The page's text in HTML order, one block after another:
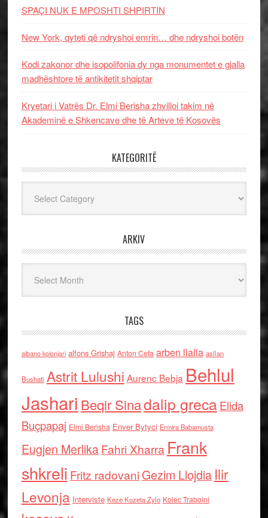
SPAÇI NUK E MPOSHTI SHPIRTIN
New York, qyteti që ndryshoi emrin… dhe ndryshoi botën
Kodi zakonor dhe isopolifonia dy nga monumentet e gjalla
madhështore të antikitetit shqiptar
Kryetari i Vatrës Dr. Elmi Berisha zhvilloi takim në
Akademinë e Shkencave dhe të Arteve të Kosovës
KATEGORITË
ARKIV
TAGS
albano kolonjari alfons Grishaj Anton Cefa arben llalla asllan
Bushati Astrit Lulushi Aurenc Bebja Behlul
Jashari Beqir Sinadalip grecaElida
Buçpapaj Elmi Berisha Enver Bytyci Ermira Babamusta
Eugjen MerlikaFahri Xharra Frank
shkreli Fritz radovaniGezim Llojdia Ilir
Levonja Interviste Keze Kozeta Zylo Kolec Traboini